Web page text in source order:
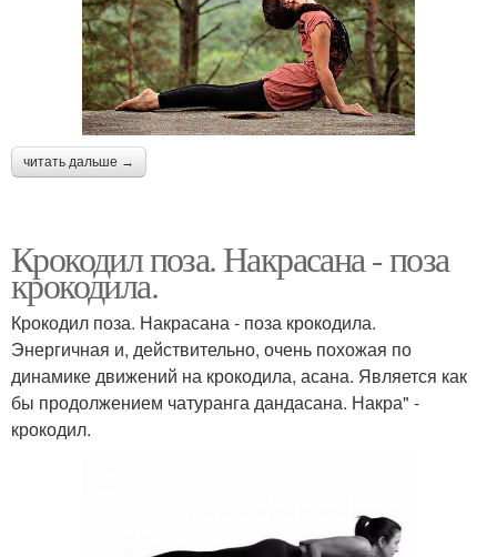
читать дальше →
Крокодил поза. Накрасана - поза
крокодила.
Крокодил поза. Накрасана - поза крокодила.
Энергичная и, действительно, очень похожая по
динамике движений на крокодила, асана. Является как
бы продолжением чатуранга дандасана. Накра" -
крокодил.